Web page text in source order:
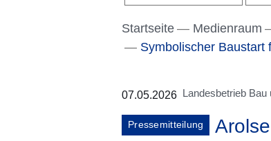
Startseite Medienraum
Symbolischer Baustart
07.05.2026 Landesbetrieb
Pressemitteilung